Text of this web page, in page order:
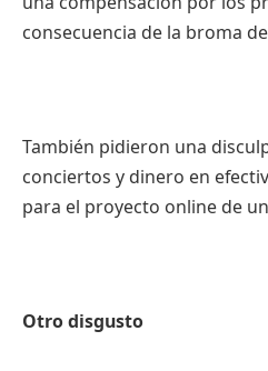
consecuencia de la broma
También pidieron una
conciertos y dinero en
para el proyecto online de
Otro disgusto